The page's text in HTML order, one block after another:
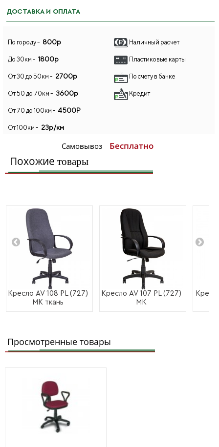
ДОСТАВКА И ОПЛАТА
По городу - 800р
До 30км - 1800р
От 30 до 50км - 2700р
От 50 до 70км - 3600р
От 70 до 100км - 4500Р
От 100км - 23р/км
Самовывоз Бесплатно
Наличный расчет
Пластиковые карты
По счету в банке
Кредит
Похожие товары
Кресло AV 108 PL (727)
МК ткань
Кресло AV 107 PL (727)
МК
Просмотренные товары